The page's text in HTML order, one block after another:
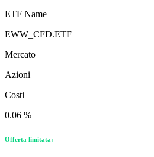
ETF Name
EWW_CFD.ETF
Mercato
Azioni
Costi
0.06 %
Offerta limitata: